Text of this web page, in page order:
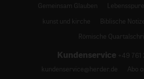
Gemeinsam Glauben
kunst und kirche
Biblische
Römische
Kundenservice +49
kundenservice@herder.de
Abo